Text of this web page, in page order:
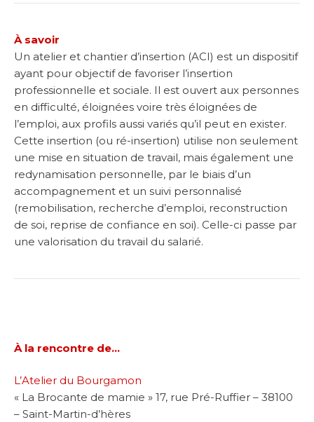
À savoir
Un atelier et chantier d’insertion (ACI) est un dispositif
ayant pour objectif de favoriser l’insertion
professionnelle et sociale. Il est ouvert aux personnes
en difficulté, éloignées voire très éloignées de
l’emploi, aux profils aussi variés qu’il peut en exister.
Cette insertion (ou ré-insertion) utilise non seulement
une mise en situation de travail, mais également une
redynamisation personnelle, par le biais d’un
accompagnement et un suivi personnalisé
(remobilisation, recherche d’emploi, reconstruction
de soi, reprise de confiance en soi). Celle-ci passe par
une valorisation du travail du salarié.
À la rencontre de…
L’Atelier du Bourgamon
« La Brocante de mamie » 17, rue Pré-Ruffier – 38100
– Saint-Martin-d’hères